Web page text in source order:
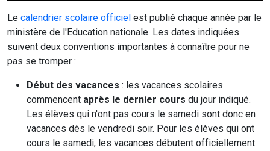
Le calendrier scolaire officiel est publié chaque année par le
ministère de l'Education nationale. Les dates indiquées
suivent deux conventions importantes à connaître pour ne
pas se tromper :
Début des vacances : les vacances scolaires
commencent après le dernier cours du jour indiqué.
Les élèves qui n'ont pas cours le samedi sont donc en
vacances dès le vendredi soir. Pour les élèves qui ont
cours le samedi, les vacances débutent officiellement